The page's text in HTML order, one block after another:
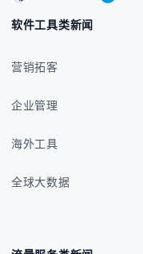
软件工具类新闻
营销拓客
企业管理
海外工具
全球大数据